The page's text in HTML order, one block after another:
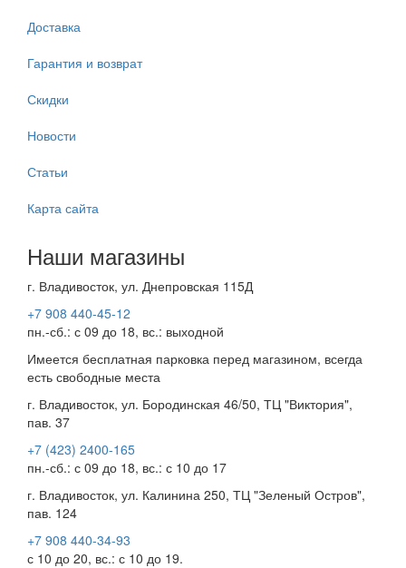
Доставка
Гарантия и возврат
Скидки
Новости
Статьи
Карта сайта
Наши магазины
г. Владивосток, ул. Днепровская 115Д
+7 908 440-45-12
пн.-сб.: с 09 до 18, вс.: выходной
Имеется бесплатная парковка перед магазином, всегда
есть свободные места
г. Владивосток, ул. Бородинская 46/50, ТЦ "Виктория",
пав. 37
+7 (423) 2400-165
пн.-сб.: с 09 до 18, вс.: с 10 до 17
г. Владивосток, ул. Калинина 250, ТЦ "Зеленый Остров",
пав. 124
+7 908 440-34-93
с 10 до 20, вс.: с 10 до 19.